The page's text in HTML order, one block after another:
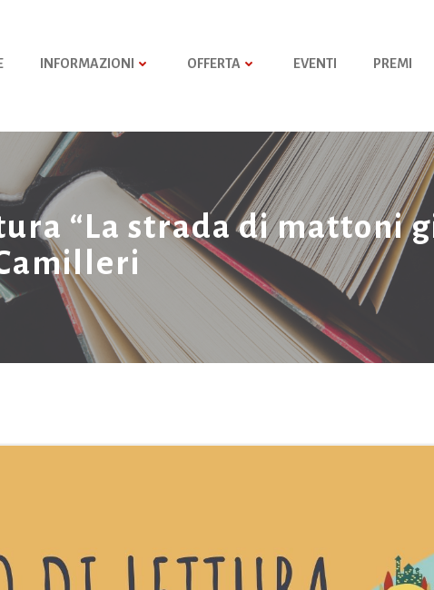
INFORMAZIONI OFFERTA EVENTI PREMI
“La strada di mattoni